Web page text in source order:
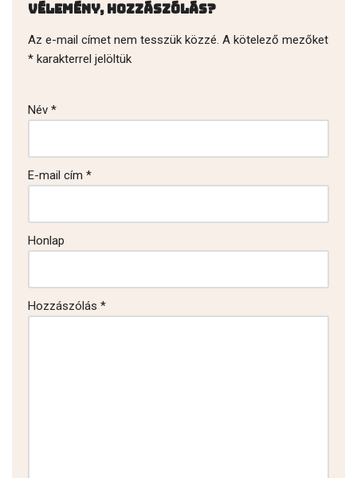
Vélemény, hozzászólás?
Az e-mail címet nem tesszük közzé. A kötelező mezőket
* karakterrel jelöltük
Név *
E-mail cím *
Honlap
Hozzászólás *